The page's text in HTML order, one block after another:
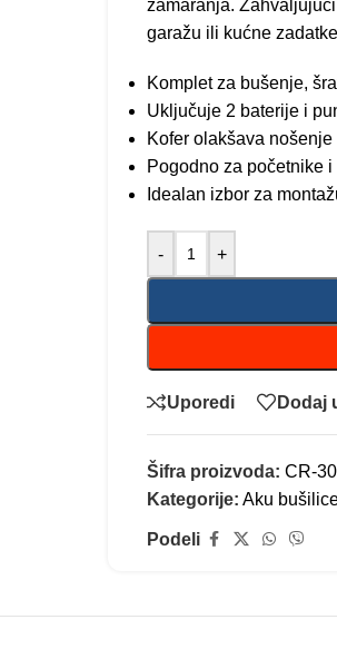
zamaranja.
garažu ili kućne
Komplet za bušenje,
Uključuje 2 baterije i
Kofer olakšava
Pogodno za početnike
Idealan izbor za
- +
Uporedi Dodaj
Šifra proizvoda: CR-
Kategorije: Aku
Podeli